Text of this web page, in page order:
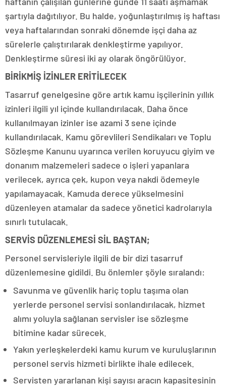
şartıyla dağıtılıyor. Bu halde, yoğunlaştırılmış iş haftası
veya haftalarından sonraki dönemde işçi daha az
sürelerle çalıştırılarak denkleştirme yapılıyor.
Denkleştirme süresi iki ay olarak öngörülüyor.
BİRİKMİŞ İZİNLER ERİTİLECEK
Tasarruf genelgesine göre artık kamu işçilerinin yıllık
izinleri ilgili yıl içinde kullandırılacak. Daha önce
kullanılmayan izinler ise azami 3 sene içinde
kullandırılacak. Kamu görevlileri Sendikaları ve Toplu
Sözleşme Kanunu uyarınca verilen koruyucu giyim ve
donanım malzemeleri sadece o işleri yapanlara
verilecek, ayrıca çek, kupon veya nakdi ödemeyle
yapılamayacak. Kamuda derece yükselmesini
düzenleyen atamalar da sadece yönetici kadrolarıyla
sınırlı tutulacak.
SERVİS DÜZENLEMESİ SİL BAŞTAN;
Personel servisleriyle ilgili de bir dizi tasarruf
düzenlemesine gidildi. Bu önlemler şöyle sıralandı:
Savunma ve güvenlik hariç toplu taşıma olan
yerlerde personel servisi sonlandırılacak, hizmet
alımı yoluyla sağlanan servisler ise sözleşme
bitimine kadar sürecek.
Yakın yerleşkelerdeki kamu kurum ve kuruluşlarının
personel servis hizmeti birlikte ihale edilecek.
Servisten yararlanan kişi sayısı aracın kapasitesinin